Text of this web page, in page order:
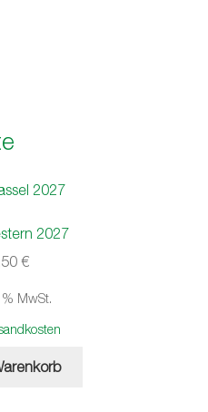
2027
€
MwSt.